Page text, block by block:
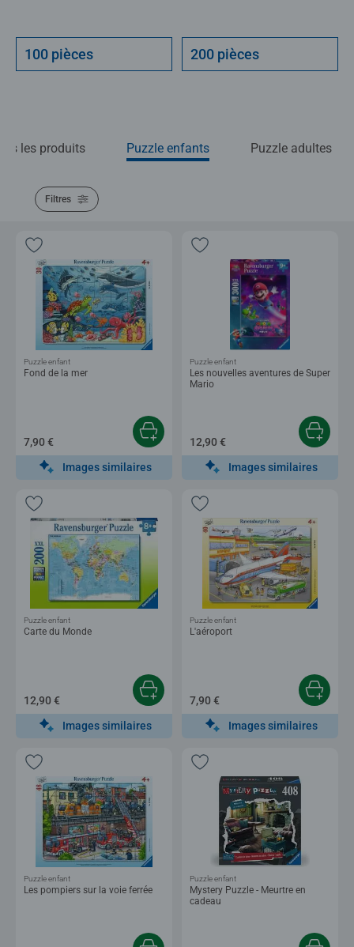
100 pièces 200 pièces
les produits Puzzle enfants Puzzle adultes
Filtres
Fond de la mer
Puzzle enfant
7,90 €
Images similaires
Les nouvelles aventures de Super
Mario
Puzzle enfant
12,90 €
Images similaires
Carte du Monde
Puzzle enfant
12,90 €
Images similaires
L'aéroport
Puzzle enfant
7,90 €
Images similaires
Les pompiers sur la voie ferrée
Puzzle enfant
Mystery Puzzle - Meurtre en
cadeau
Puzzle enfant